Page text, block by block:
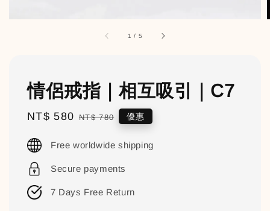
1 / 5
情侶戒指｜相互吸引｜C7
Sale
NT$ 580 Regular
NT$ 780 優惠
Free worldwide shipping
Secure payments
7 Days Free Return